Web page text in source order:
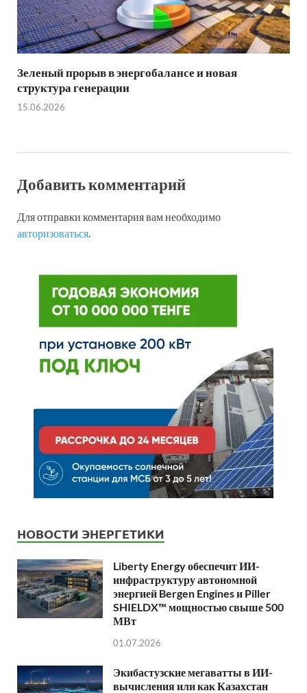
Зеленый прорыв в энергобалансе и новая
структура генерации
15.06.2026
Добавить комментарий
Для отправки комментария вам необходимо
авторизоваться.
НОВОСТИ ЭНЕРГЕТИКИ
Liberty Energy обеспечит ИИ-
инфраструктуру автономной
энергией Bergen Engines и Piller
SHIELDX™ мощностью свыше 500
МВт
01.07.2026
Экибастузские мегаватты в ИИ-
вычисления или как Казахстан